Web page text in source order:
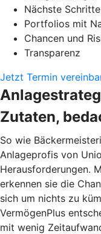
Nächste Schritte
Portfolios mit
Chancen und
Transparenz
Jetzt Termin
Zutaten,
So wie
Anlageprofis von
Herausforderungen.
erkennen sie die
sich um nichts zu
VermögenPlus
mit wenig